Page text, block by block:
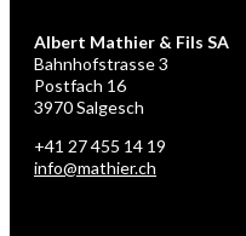
Albert Mathier & Fils SA
Bahnhofstrasse 3
Postfach 16
3970 Salgesch
+41 27 455 14 19
info@mathier.ch